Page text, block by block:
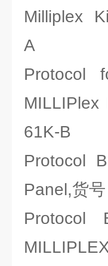
Milliplex
A
Protocol
61K-B
Protocol
Panel,货
Protocol